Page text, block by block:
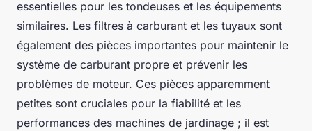
essentielles pour les tondeuses et les équipements
similaires. Les filtres à carburant et les tuyaux sont
également des pièces importantes pour maintenir le
système de carburant propre et prévenir les
problèmes de moteur. Ces pièces apparemment
petites sont cruciales pour la fiabilité et les
performances des machines de jardinage ; il est